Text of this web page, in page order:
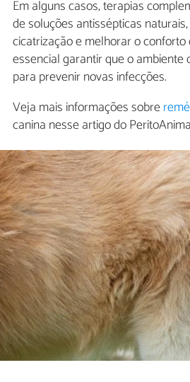
Em alguns casos, terapias
de soluções antissépticas
cicatrização e melhorar o
essencial garantir que o ambiente
para prevenir novas infecções.
Veja mais informações sobre
canina nesse artigo do